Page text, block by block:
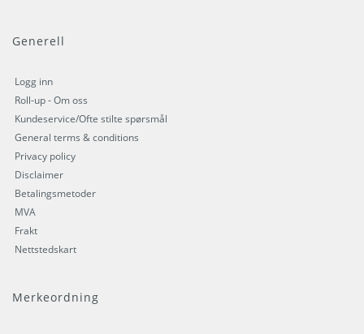
Generell
Logg inn
Roll-up - Om oss
Kundeservice/Ofte stilte spørsmål
General terms & conditions
Privacy policy
Disclaimer
Betalingsmetoder
MVA
Frakt
Nettstedskart
Merkeordning